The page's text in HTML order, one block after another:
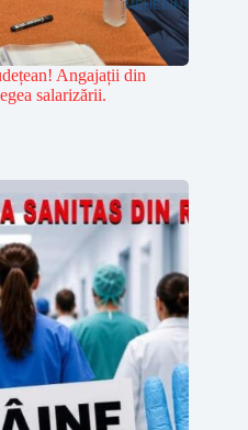
Angajații din
salarizării.